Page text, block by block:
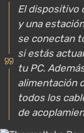
El dispositivo
y una
se conectan
si estás
tu PC.
alimentación
todos los
de